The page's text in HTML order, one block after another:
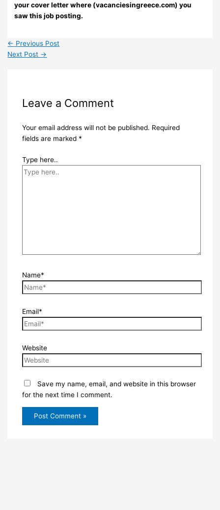
your cover letter where (vacanciesingreece.com) you
saw this job posting.
← Previous Post
Next Post →
Leave a Comment
Your email address will not be published. Required
fields are marked *
Type here..
Name*
Email*
Website
Save my name, email, and website in this browser
for the next time I comment.